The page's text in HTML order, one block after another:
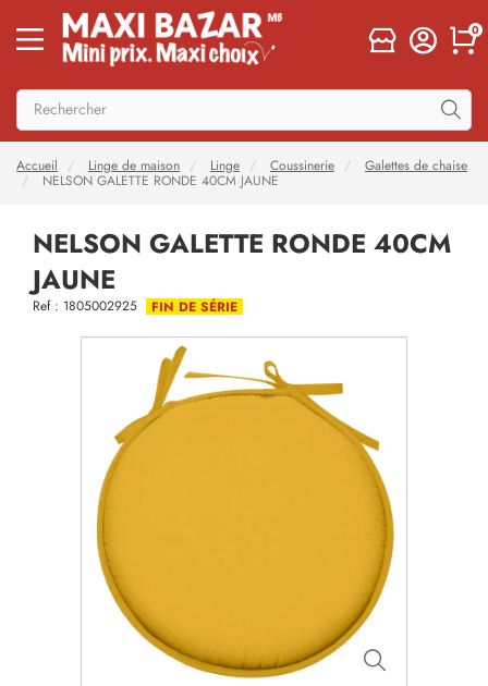
0
Accueil Linge de maison Linge Coussinerie
Galettes de chaise
NELSON GALETTE RONDE 40CM JAUNE
NELSON GALETTE RONDE 40CM
JAUNE
Ref : 1805002925 FIN DE SÉRIE